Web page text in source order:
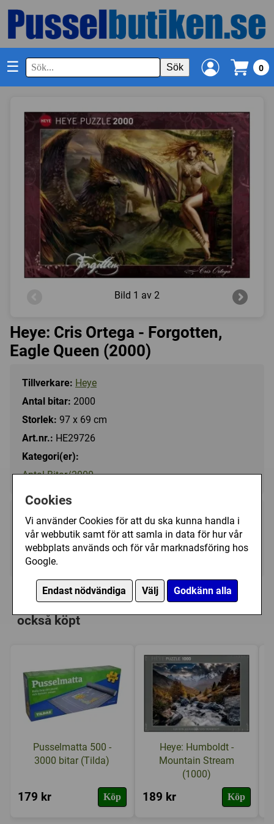
Cookies
Vi använder Cookies för att du ska kunna handla i
vår webbutik samt för att samla in data för hur vår
webbplats används och för vår marknadsföring hos
Google.
Endast nödvändiga Välj Godkänn alla
☰ Sök 0
Bild 1 av 2
Heye: Cris Ortega - Forgotten,
Eagle Queen (2000)
Tillverkare: Heye
Antal bitar: 2000
Storlek: 97 x 69 cm
Art.nr.: HE29726
Kategori(er):
Antal Bitar/2000
329 kr Utgått
Ej tillgänglig
Personer som har köpt Heye: Cris Ortega
- Forgotten, Eagle Queen (2000) har
också köpt
Pusselmatta 500 -
3000 bitar (Tilda)
179 kr Köp
Heye: Humboldt -
Mountain Stream
(1000)
189 kr Köp